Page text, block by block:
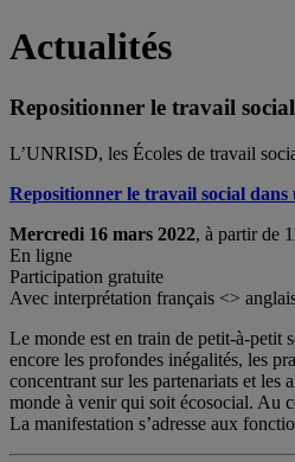
Actualités
Repositionner le travail
L’UNRISD, les Écoles de travail
Repositionner le travail social dans
Mercredi 16 mars 2022, à partir de
En ligne
Participation gratuite
Avec interprétation français <>
Le monde est en train de petit-à-petit
encore les profondes inégalités, les
concentrant sur les partenariats et
monde à venir qui soit écosocial. Au
La manifestation s’adresse aux